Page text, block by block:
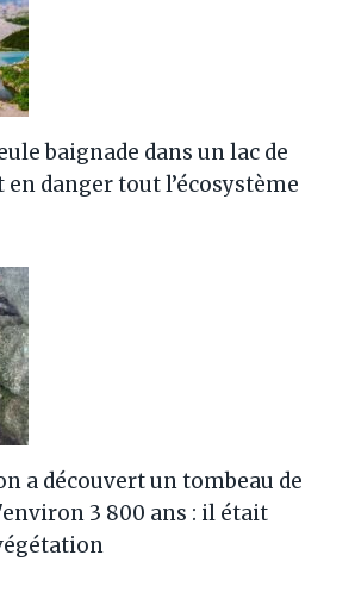
baignade dans un lac de
danger tout l’écosystème
a découvert un tombeau de
3 800 ans : il était